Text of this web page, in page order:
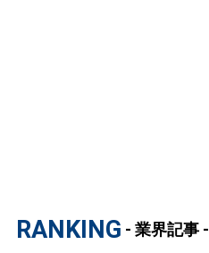
RANKING - 業界記事 -